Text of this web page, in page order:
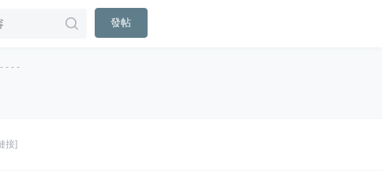
發帖
- - -
接]